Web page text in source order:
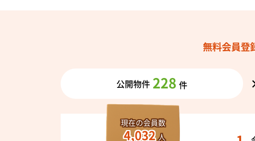
ます。
徒歩圏内にスー
無料会員登
公開物件 228 件
現在の会員数
4,032 人